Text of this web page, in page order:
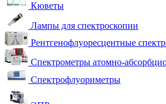
Кюветы
Лампы для спектроскопии
Рентгенофлуоресцентные
Спектрометры атомно-
Спектрофлуориметры